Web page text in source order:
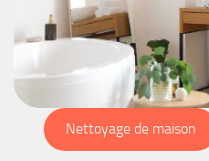
Nettoyage de maison